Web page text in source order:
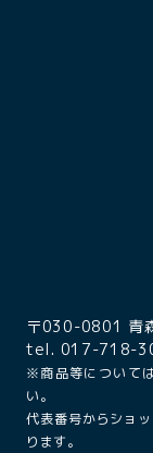
〒030-0801 青
tel. 017-718-
※商品等について
い。
代表番号からショ
ります。